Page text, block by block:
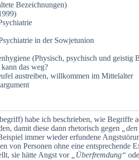
Bezeichnungen)
in der Sowjetunion
(Physisch, psychisch und geistig
das weg?
austreiben, willkommen im Mittelalter
habe ich beschrieben, wie Begriffe
damit diese dann rhetorisch gegen
immer wieder erfundene
von Personen ohne eine entsprechende
sie hätte Angst vor
Überfremdung“